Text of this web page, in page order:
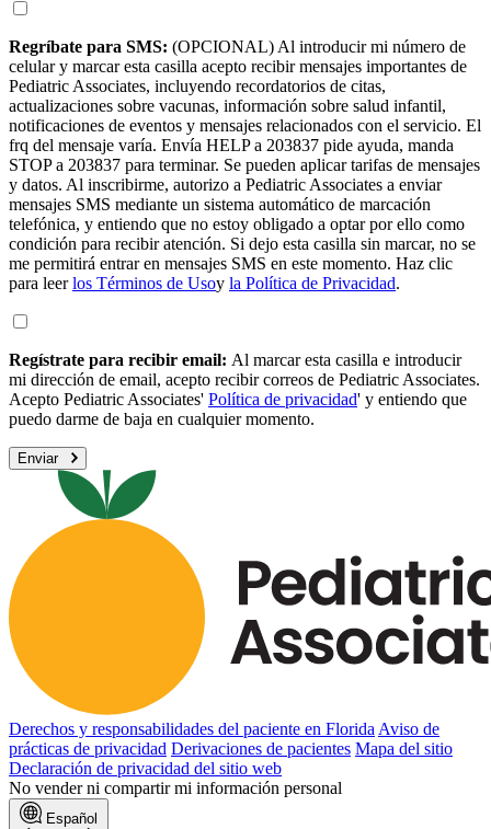
Regríbate para SMS: (OPCIONAL) Al introducir mi número de
celular y marcar esta casilla acepto recibir mensajes importantes de
Pediatric Associates, incluyendo recordatorios de citas,
actualizaciones sobre vacunas, información sobre salud infantil,
notificaciones de eventos y mensajes relacionados con el servicio. El
frq del mensaje varía. Envía HELP a 203837 pide ayuda, manda
STOP a 203837 para terminar. Se pueden aplicar tarifas de mensajes
y datos. Al inscribirme, autorizo a Pediatric Associates a enviar
mensajes SMS mediante un sistema automático de marcación
telefónica, y entiendo que no estoy obligado a optar por ello como
condición para recibir atención. Si dejo esta casilla sin marcar, no se
me permitirá entrar en mensajes SMS en este momento. Haz clic
para leerlos Términos de Usoy la Política de Privacidad.
Regístrate para recibir email: Al marcar esta casilla e introducir
mi dirección de email, acepto recibir correos de Pediatric Associates.
Acepto Pediatric Associates' Política de privacidad' y entiendo que
puedo darme de baja en cualquier momento.
Enviar
Derechos y responsabilidades del paciente en Florida Aviso de
prácticas de privacidad Derivaciones de pacientes Mapa del sitio
Declaración de privacidad del sitio web
No vender ni compartir mi información personal
Español